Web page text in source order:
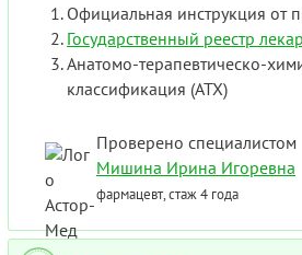
Официальная инструкция от
Государственный реестр
Анатомо-терапевтическо-
классификация (ATX)
Проверено специалистом
Мишина Ирина Игоревна
фармацевт, стаж 4 года